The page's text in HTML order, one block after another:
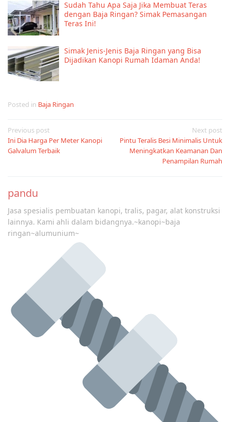
Sudah Tahu Apa Saja Jika Membuat Teras
dengan Baja Ringan? Simak Pemasangan
Teras Ini!
Simak Jenis-Jenis Baja Ringan yang Bisa
Dijadikan Kanopi Rumah Idaman Anda!
Posted in Baja Ringan
Post
navigation
Previous post
Ini Dia Harga Per Meter Kanopi
Galvalum Terbaik
Next post
Pintu Teralis Besi Minimalis Untuk
Meningkatkan Keamanan Dan
Penampilan Rumah
pandu
Jasa spesialis pembuatan kanopi, tralis, pagar, alat konstruksi
lainnya. Kami ahli dalam bidangnya.~kanopi~baja
ringan~alumunium~